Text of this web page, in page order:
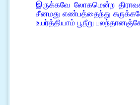
இருக்கவே லோகமென்ற
சீனமது எண்பத்தைந்து சுருக்கவே
உயர்த்தியாம் பூநீறு